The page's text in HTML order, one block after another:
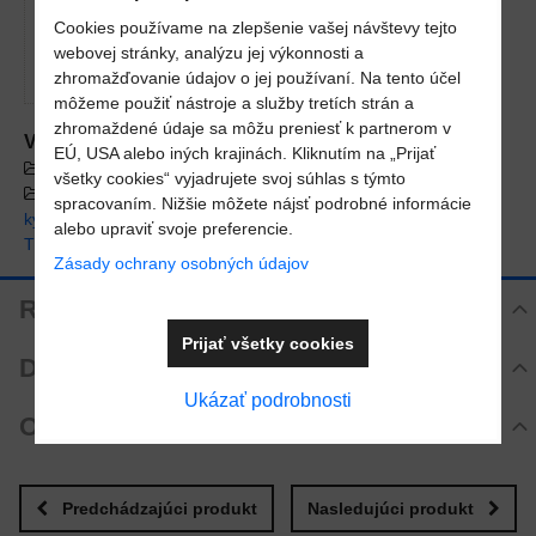
Povoliť a zapamätať - súhlas s druhom
cookie: Funkčné
Otvoriť video v novom okne
Viac z kategórie
E - S H O P
BAZÉNOVÉ PRÍSLUŠENSTVO
VÍRIVKOVÉ PRÍSLUŠENSTVO
Meranie pH, chlóru,
kyslíka a alkality
Tepelné čerpadlá
TECHNOLÓGIA
AKCIOVÁ PONUKA
Recenzie
Hodnotenie produktu
Zatiaľ bez hodnotenia. Buďte prvý!
Pridať recenziu
Diskusia
Komentáre k produktu
Zatiaľ nie sú žiadne komentáre! Buďte prvý!
Nový komentár
Otázka k produktu
MENOPredchádzajúci produkt Nasledujúci produkt
Cookies používame na zlepšenie vašej návštevy tejto
webovej stránky, analýzu jej výkonnosti a
zhromažďovanie údajov o jej používaní. Na tento účel
môžeme použiť nástroje a služby tretích strán a
zhromaždené údaje sa môžu preniesť k partnerom v
EÚ, USA alebo iných krajinách. Kliknutím na „Prijať
všetky cookies“ vyjadrujete svoj súhlas s týmto
spracovaním. Nižšie môžete nájsť podrobné informácie
alebo upraviť svoje preferencie.
Zásady ochrany osobných údajov
Ukázať podrobnosti
Prijať všetky cookies